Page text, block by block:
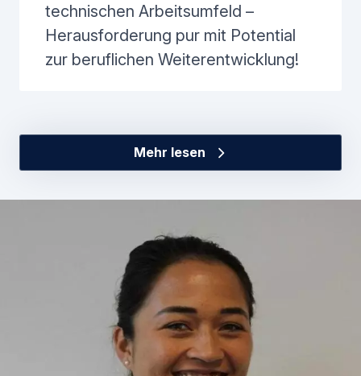
technischen Arbeitsumfeld –
Herausforderung pur mit Potential
zur beruflichen Weiterentwicklung!
Mehr lesen